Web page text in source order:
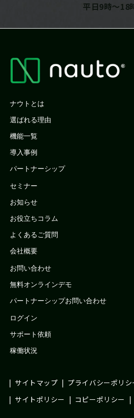
平日9時～18
ナウトとは
選ばれる理由
機能一覧
導入事例
パートナーシップ
セミナー
お知らせ
お役立ちコラム
よくあるご質問
会社概要
お問い合わせ
無料オンラインデモ
パートナーシップお問い合わせ
ログイン
サポート依頼
稼働状況
サイトマップ プライバシーポリシ
サイトポリシー
コピーポリシー